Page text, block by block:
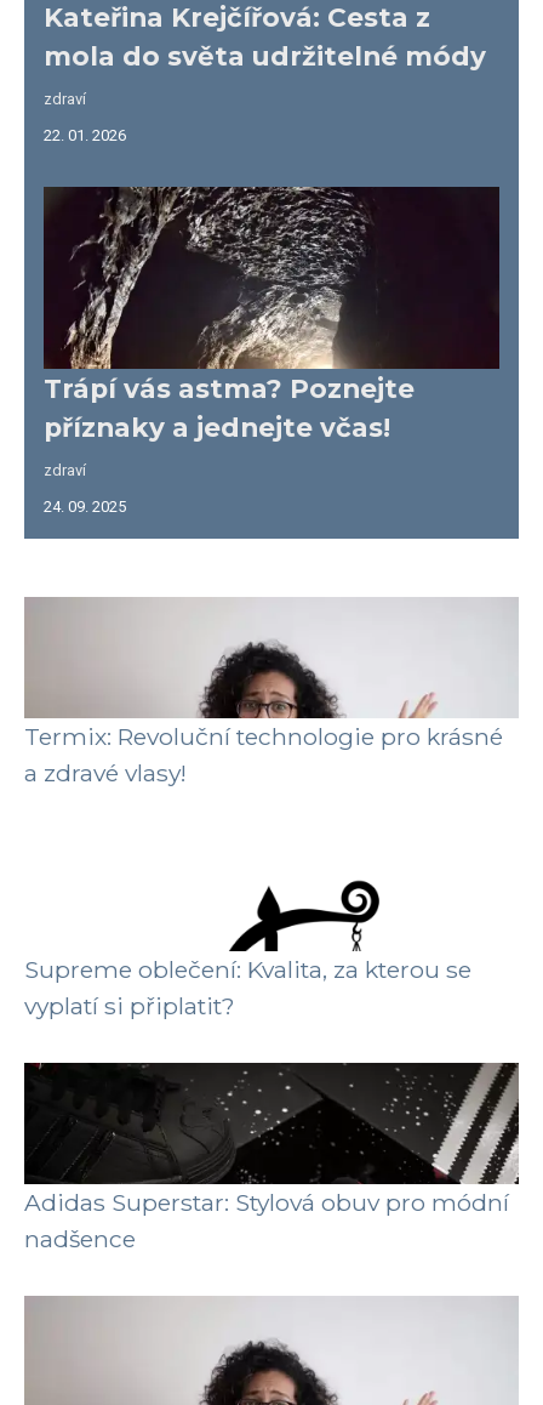
Kateřina Krejčířová: Cesta z
mola do světa udržitelné módy
zdraví
22. 01. 2026
Trápí vás astma? Poznejte
příznaky a jednejte včas!
zdraví
24. 09. 2025
Termix: Revoluční technologie pro krásné
a zdravé vlasy!
Supreme oblečení: Kvalita, za kterou se
vyplatí si připlatit?
Adidas Superstar: Stylová obuv pro módní
nadšence